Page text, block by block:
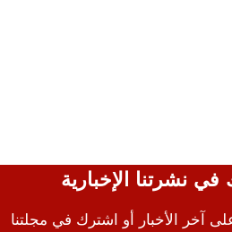
في نشرتنا الإخبارية
آخر الأخبار أو اشترك في مجلتنا